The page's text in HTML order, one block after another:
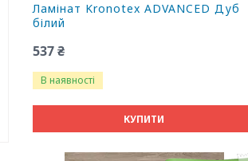
Ламінат Kronotex ADVANCED Дуб
білий
537 ₴
В наявності
КУПИТИ